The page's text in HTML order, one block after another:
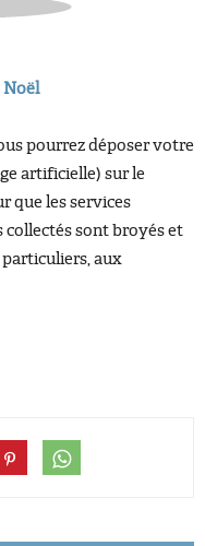
Noël
pourrez déposer votre
artificielle) sur le
que les services
collectés sont broyés et
aux